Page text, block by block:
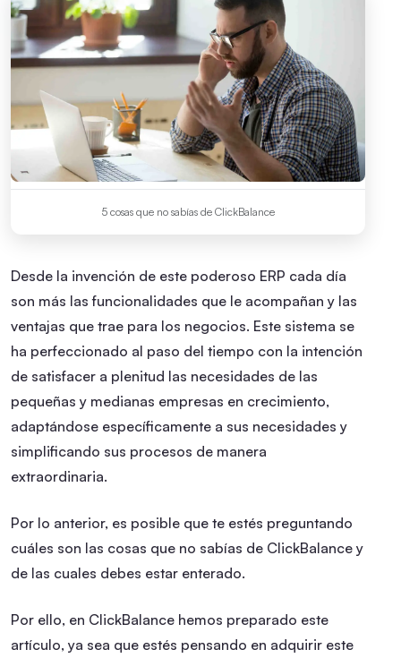
5 cosas que no sabías de ClickBalance
Desde la invención de este poderoso ERP cada día
son más las funcionalidades que le acompañan y las
ventajas que trae para los negocios. Este sistema se
ha perfeccionado al paso del tiempo con la intención
de satisfacer a plenitud las necesidades de las
pequeñas y medianas empresas en crecimiento,
adaptándose específicamente a sus necesidades y
simplificando sus procesos de manera
extraordinaria.
Por lo anterior, es posible que te estés preguntando
cuáles son las cosas que no sabías de ClickBalance y
de las cuales debes estar enterado.
Por ello, en ClickBalance hemos preparado este
artículo, ya sea que estés pensando en adquirir este